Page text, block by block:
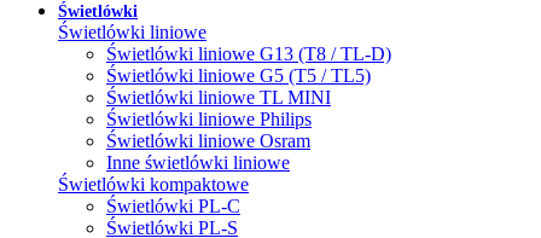
Świetlówki
Świetlówki liniowe
Świetlówki liniowe G13 (T8 / TL-D)
Świetlówki liniowe G5 (T5 / TL5)
Świetlówki liniowe TL MINI
Świetlówki liniowe Philips
Świetlówki liniowe Osram
Inne świetlówki liniowe
Świetlówki kompaktowe
Świetlówki PL-C
Świetlówki PL-S